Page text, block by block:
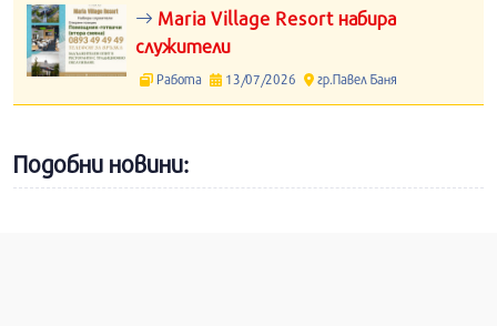
Maria Village Resort набира
служители
Работа 13/07/2026 гр.Павел Баня
Подобни новини: